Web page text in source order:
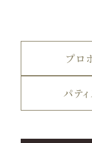
プロ
パテ